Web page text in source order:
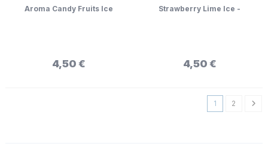
Aroma Candy Fruits Ice
4,50 €
Strawberry Lime Ice -
4,50 €
1 2